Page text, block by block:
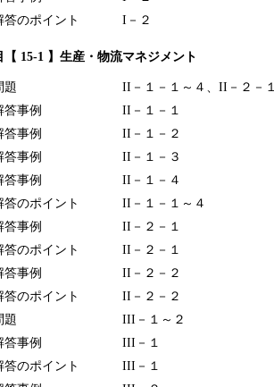
答のポイント
I－２
【 15-1 】生産・物流マネジメント
題
II－１－１～４、II－２－
答事例
II－１－１
答事例
II－１－２
答事例
II－１－３
答事例
II－１－４
答のポイント
II－１－１～４
答事例
II－２－１
答のポイント
II－２－１
答事例
II－２－２
答のポイント
II－２－２
題
III－１～２
答事例
III－１
答のポイント
III－１